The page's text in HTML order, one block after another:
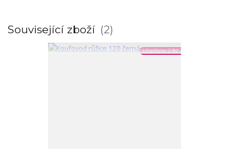
Související zboží 2
Ušetřete 2 %!